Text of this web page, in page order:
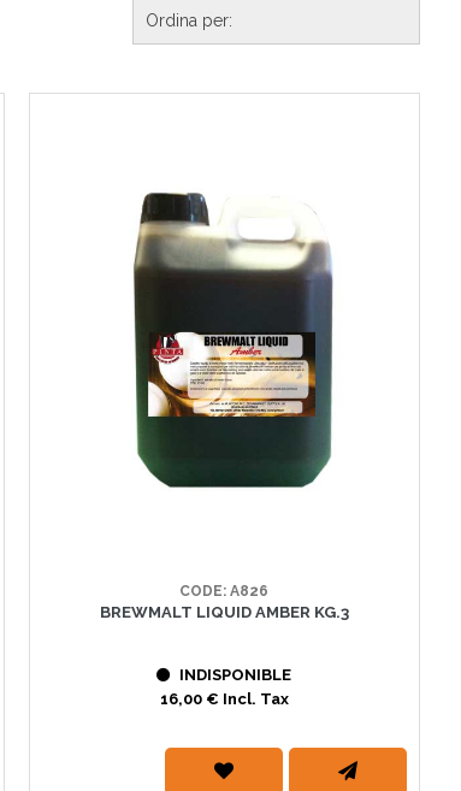
CODE: A826
BREWMALT LIQUID AMBER KG.3
INDISPONIBLE
16,00 € Incl. Tax